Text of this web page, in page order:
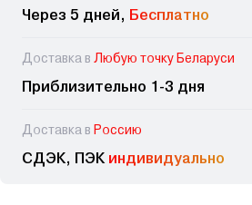
Через 5 дней, Бесплатно
Доставка в Любую точку Беларуси
Приблизительно 1-3 дня
Доставка в Россию
СДЭК, ПЭК индивидуально